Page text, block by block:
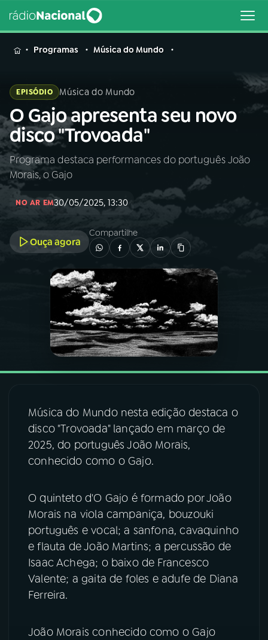
MENU
Buscar
na
Rádio
Nacional
Buscar
INÍCIO
PROGRAMAÇÃO
PROGRAMAS
05PODCASTS
06VIDEOCASTS
ÚLTIMAS
08 FESTIVAL DE MÚSICA
ACOMPANHE A RÁDIO NACIONAL
YouTube Facebook
Instagram
Programas Música do Mundo
EPISÓDIO Música do Mundo
O Gajo apresenta seu novo
disco "Trovoada"
Programa destaca performances do português João
Morais, o Gajo
NO AR EM30/05/2025, 13:30
Ouça agora
Compartilhe
Música do Mundo nesta edição destaca o
disco "Trovoada" lançado em março de
2025, do português João Morais,
conhecido como o Gajo.
O quinteto d'O Gajo é formado por João
Morais na viola campaniça, bouzouki
português e vocal; a sanfona, cavaquinho
e flauta de João Martins; a percussão de
Isaac Achega; o baixo de Francesco
Valente; a gaita de foles e adufe de Diana
Ferreira.
João Morais conhecido como o Gajo